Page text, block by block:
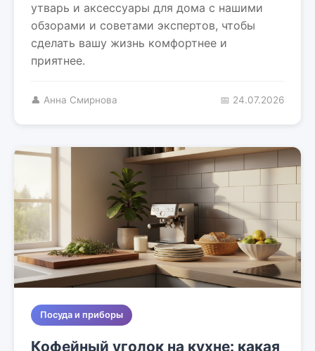
утварь и аксессуары для дома с нашими
обзорами и советами экспертов, чтобы
сделать вашу жизнь комфортнее и
приятнее.
👤 Анна Смирнова 📅 24.07.2026
Посуда и приборы
Кофейный уголок на кухне: какая